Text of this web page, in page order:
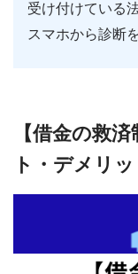
受け付けている
スマホから診断
【借金の救
ト・デメリ